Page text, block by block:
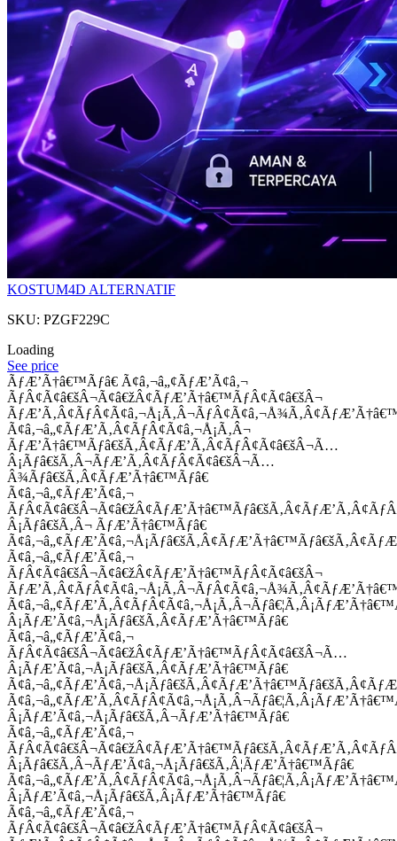
KOSTUM4D ALTERNATIF
SKU: PZGF229C
Loading
See price
ÃƒÆ’Ã†â€™Ãƒâ€ Ã¢â‚¬â„¢ÃƒÆ’Ã¢â‚¬
ÃƒÂ¢Ã¢â€šÂ¬Ã¢â€žÂ¢ÃƒÆ’Ã†â€™ÃƒÂ¢Ã¢â€šÂ¬
Ã¢â‚¬â„¢ÃƒÆ’Ã‚Â¢ÃƒÂ¢Ã¢â‚¬Å¡Ã‚Â¬
ÃƒÆ’Ã†â€™Ãƒâ€šÃ‚Â¢ÃƒÆ’Ã‚Â¢ÃƒÂ¢Ã¢â€šÂ¬Ã…
Â¡Ãƒâ€šÃ‚Â¬ÃƒÆ’Ã‚Â¢ÃƒÂ¢Ã¢â€šÂ¬Ã…
Â¾Ãƒâ€šÃ‚Â¢ÃƒÆ’Ã†â€™Ãƒâ€
Ã¢â‚¬â„¢ÃƒÆ’Ã¢â‚¬
Â¡Ãƒâ€šÃ‚Â¬ ÃƒÆ’Ã†â€™Ãƒâ€
Ã¢â‚¬â„¢ÃƒÆ’Ã¢â‚¬
ÃƒÂ¢Ã¢â€šÂ¬Ã¢â€žÂ¢ÃƒÆ’Ã†â€™ÃƒÂ¢Ã¢â€šÂ¬
Â¡ÃƒÆ’Ã¢â‚¬Å¡Ãƒâ€šÃ‚Â¢ÃƒÆ’Ã†â€™Ãƒâ€
Ã¢â‚¬â„¢ÃƒÆ’Ã¢â‚¬
ÃƒÂ¢Ã¢â€šÂ¬Ã¢â€žÂ¢ÃƒÆ’Ã†â€™ÃƒÂ¢Ã¢â€šÂ¬Ã…
Â¡ÃƒÆ’Ã¢â‚¬Å¡Ãƒâ€šÃ‚Â¢ÃƒÆ’Ã†â€™Ãƒâ€
Â¡ÃƒÆ’Ã¢â‚¬Å¡Ãƒâ€šÃ‚Â¬ÃƒÆ’Ã†â€™Ãƒâ€
Ã¢â‚¬â„¢ÃƒÆ’Ã¢â‚¬
Â¡Ãƒâ€šÃ‚Â¬ÃƒÆ’Ã¢â‚¬Å¡Ãƒâ€šÃ‚Â¦ÃƒÆ’Ã†â€™Ãƒâ€
Â¡ÃƒÆ’Ã¢â‚¬Å¡Ãƒâ€šÃ‚Â¡ÃƒÆ’Ã†â€™Ãƒâ€
Ã¢â‚¬â„¢ÃƒÆ’Ã¢â‚¬
ÃƒÂ¢Ã¢â€šÂ¬Ã¢â€žÂ¢ÃƒÆ’Ã†â€™ÃƒÂ¢Ã¢â€šÂ¬